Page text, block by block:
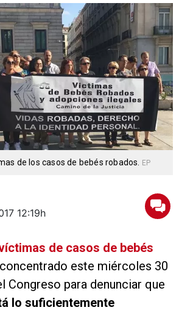
de los casos de bebés robados. EP
12:19h
de casos de bebés
este miércoles 30
Congreso para denunciar que
lo suficientemente